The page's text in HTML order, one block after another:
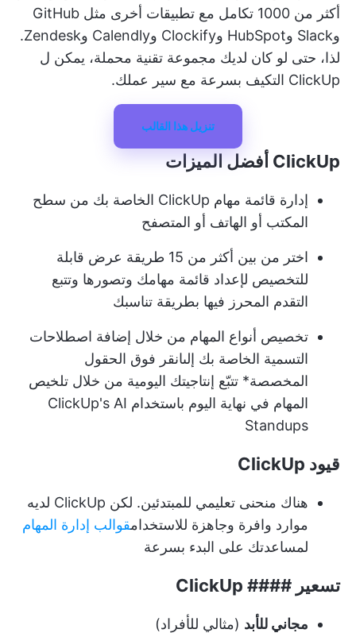
أكثر من 1000 تكامل مع تطبيقات أخرى مثل GitHub
وSlack وHubSpot وClockify وCalendly وZendesk.
لذا، حتى لو كان لديك مجموعة تقنية محملة، يمكن ل
ClickUp التكيف بسرعة مع سير عملك.
تنزيل هذا القالب
ClickUp أفضل الميزات
إدارة قائمة مهام ClickUp الخاصة بك من سطح
المكتب أو الهاتف أو المتصفح
اختر من بين أكثر من 15 طريقة عرض قابلة
للتخصيص لإعداد قائمة مهامك وتصورها وتتبع
التقدم المحرز فيها بطريقة تناسبك
تخصيص أنواع المهام من خلال إضافة اصطلاحات
التسمية الخاصة بك إلىانقر فوق الحقول
المخصصة* تتبّع إنتاجيتك اليومية من خلال تلخيص
المهام في نهاية اليوم باستخدام ClickUp's AI
Standups
قيود ClickUp
هناك منحنى تعليمي للمبتدئين. لكن ClickUp لديه
موارد وافرة وجاهزة للاستخدامقوالب إدارة المهام
لمساعدتك على البدء بسرعة
تسعير #### ClickUp
مجاني للأبد (مثالي للأفراد)